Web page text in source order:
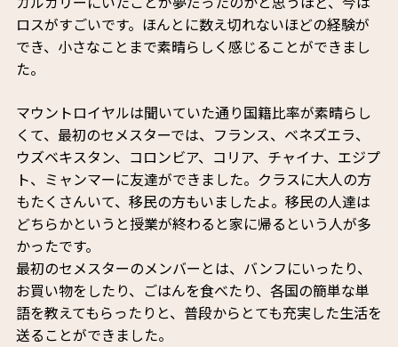
ロスがすごいです。ほんとに数え切れないほどの経験が
でき、小さなことまで素晴らしく感じることができまし
た。
マウントロイヤルは聞いていた通り国籍比率が素晴らし
くて、最初のセメスターでは、フランス、ベネズエラ、
ウズベキスタン、コロンビア、コリア、チャイナ、エジプ
ト、ミャンマーに友達ができました。クラスに大人の方
もたくさんいて、移民の方もいましたよ。移民の人達は
どちらかというと授業が終わると家に帰るという人が多
かったです。
最初のセメスターのメンバーとは、バンフにいったり、
お買い物をしたり、ごはんを食べたり、各国の簡単な単
語を教えてもらったりと、普段からとても充実した生活を
送ることができました。